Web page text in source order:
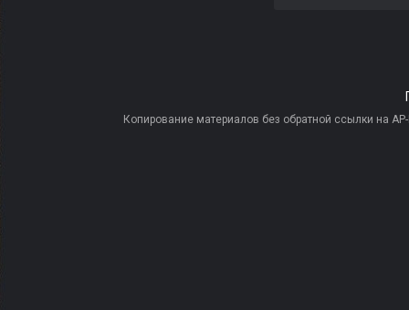
Копирование материалов без обратной ссылки на